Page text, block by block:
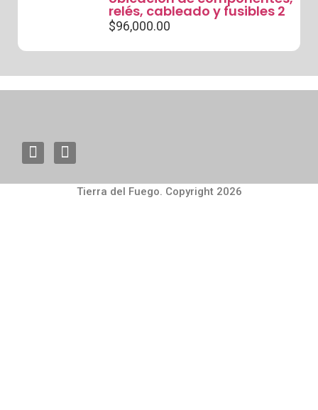
relés, cableado y fusibles 2
$96,000.00
Tierra del Fuego. Copyright 2026